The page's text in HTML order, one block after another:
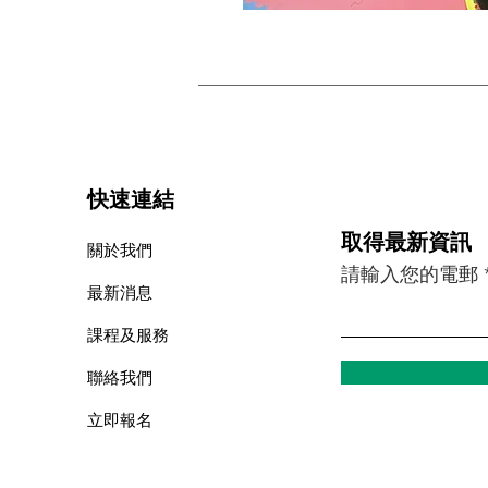
​快速連結
關於我們
最新消息
課程及服務
聯絡我們
立即報名
​取得最新資訊
請輸入您的電郵